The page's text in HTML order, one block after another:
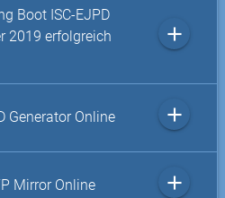
Boot ISC-EJPD
2019 erfolgreich
add
Generator Online add
Mirror Online add